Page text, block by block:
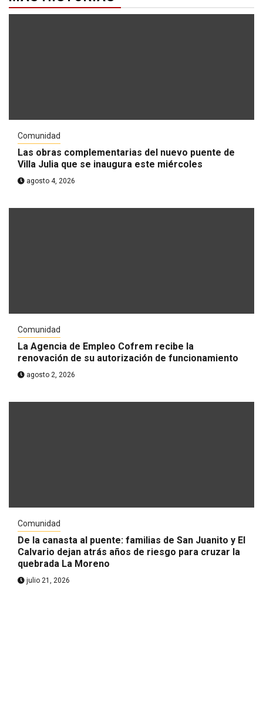
Comunidad
Las obras complementarias del nuevo puente de
Villa Julia que se inaugura este miércoles
agosto 4, 2026
Comunidad
La Agencia de Empleo Cofrem recibe la
renovación de su autorización de funcionamiento
agosto 2, 2026
Comunidad
De la canasta al puente: familias de San Juanito y El
Calvario dejan atrás años de riesgo para cruzar la
quebrada La Moreno
julio 21, 2026